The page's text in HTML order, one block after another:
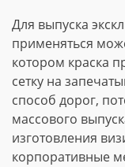
Для выпуска
применяться
котором краска
сетку на
способ дорог,
массового
изготовления
корпоративные